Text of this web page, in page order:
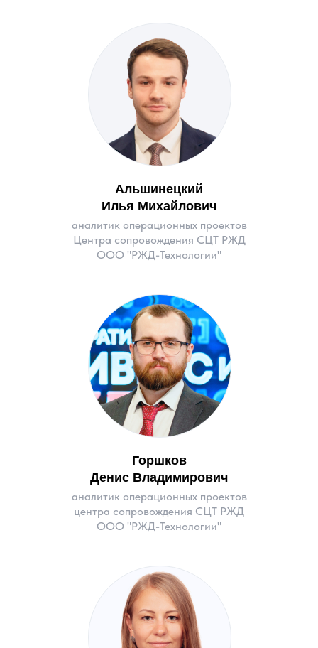
Альшинецкий
Илья Михайлович
аналитик операционных проектов
Центра сопровождения СЦТ РЖД
ООО "РЖД-Технологии"
Горшков
Денис Владимирович
аналитик операционных проектов
центра сопровождения СЦТ РЖД
ООО "РЖД-Технологии"